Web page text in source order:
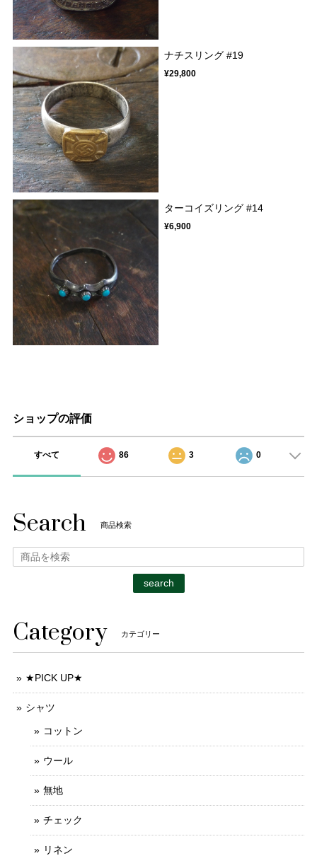
ナチスリング #19
¥29,800
ターコイズリング #14
¥6,900
ショップの評価
すべて 86 3 0
Search 商品検索
search
Category カテゴリー
★PICK UP★
シャツ
コットン
ウール
無地
チェック
リネン